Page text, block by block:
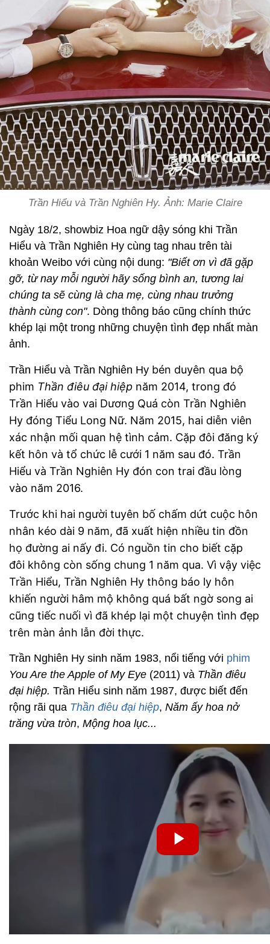
Trần Hiểu và Trần Nghiên Hy. Ảnh: Marie Claire
Ngày 18/2, showbiz Hoa ngữ dậy sóng khi Trần
Hiểu và Trần Nghiên Hy cùng tag nhau trên tài
khoản Weibo với cùng nội dung: "Biết ơn vì đã gặp
gỡ, từ nay mỗi người hãy sống bình an, tương lai
chúng ta sẽ cùng là cha mẹ, cùng nhau trưởng
thành cùng con". Dòng thông báo cũng chính thức
khép lại một trong những chuyện tình đẹp nhất màn
ảnh.
Trần Hiểu và Trần Nghiên Hy bén duyên qua bộ
phim Thần điêu đại hiệp năm 2014, trong đó
Trần Hiểu vào vai Dương Quá còn Trần Nghiên
Hy đóng Tiểu Long Nữ. Năm 2015, hai diễn viên
xác nhận mối quan hệ tình cảm. Cặp đôi đăng ký
kết hôn và tổ chức lễ cưới 1 năm sau đó. Trần
Hiểu và Trần Nghiên Hy đón con trai đầu lòng
vào năm 2016.
Trước khi hai người tuyên bố chấm dứt cuộc hôn
nhân kéo dài 9 năm, đã xuất hiện nhiều tin đồn
họ đường ai nấy đi. Có nguồn tin cho biết cặp
đôi không còn sống chung 1 năm qua. Vì vậy việc
Trần Hiểu, Trần Nghiên Hy thông báo ly hôn
khiến người hâm mộ không quá bất ngờ song ai
cũng tiếc nuối vì đã khép lại một chuyện tình đẹp
trên màn ảnh lẫn đời thực.
Trần Nghiên Hy sinh năm 1983, nổi tiếng với phim
You Are the Apple of My Eye (2011) và Thần điêu
đại hiệp. Trần Hiểu sinh năm 1987, được biết đến
rộng rãi qua Thần điêu đại hiệp, Năm ấy hoa nở
trăng vừa tròn, Mộng hoa lục...